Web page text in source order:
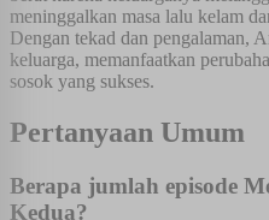
meninggalkan masa lalu kelam
Dengan tekad dan pengalaman,
keluarga, memanfaatkan
sosok yang sukses.
Pertanyaan Umum
Berapa jumlah episode
Kedua?